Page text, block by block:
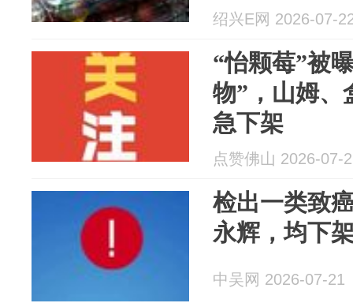
绍兴E网 2026-07-
“怡颗莓”被
物”，山姆、
急下架
点赞佛山 2026-07-
检出一类致
永辉，均下
中吴网 2026-07-21